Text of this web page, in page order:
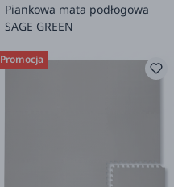
Piankowa mata podłogowa
SAGE GREEN
Promocja